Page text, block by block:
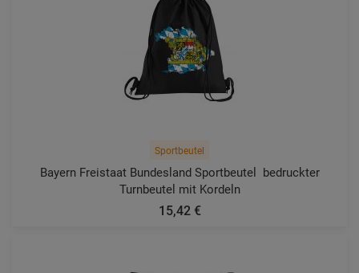
Sportbeutel
Bayern Freistaat Bundesland Sportbeutel  bedruckter
Turnbeutel mit Kordeln
15,42 €